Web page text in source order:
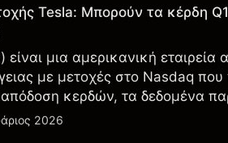
Tesla: Μπορούν τα κέρδη
μια αμερικανική εταιρεία
με μετοχές στο Nasdaq
απόδοση κερδών, τα δεδομένα
τεχνολογία και την παραγωγή.
2026